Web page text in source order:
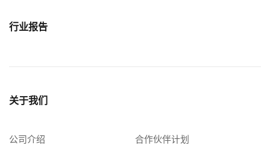
行业报告
关于我们
公司介绍 合作伙伴计划